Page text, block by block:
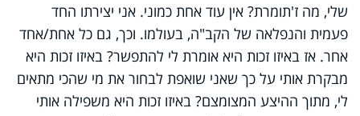
שלי, מה ז'תומרת? אין עוד אחת כמוני. אני יצירתו החד
פעמית והנפלאה של הקב"ה, בעולמו. וכך, גם כל אחת/אחד
אחר. אז באיזו זכות היא אומרת לי להתפשר? באיזו זכות היא
מבקרת אותי על כך שאני שואפת לבחור את מי שהכי מתאים
לי, מתוך ההיצע המצומצם? באיזו זכות היא משפילה אותי